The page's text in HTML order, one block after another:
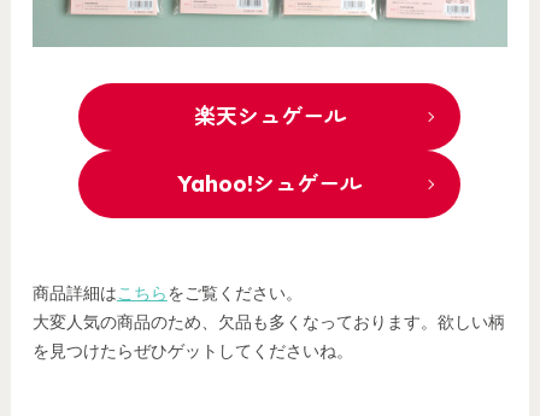
楽天シュゲール
Yahoo!シュゲール
商品詳細はこちらをご覧ください。
大変人気の商品のため、欠品も多くなっております。欲しい柄
を見つけたらぜひゲットしてくださいね。